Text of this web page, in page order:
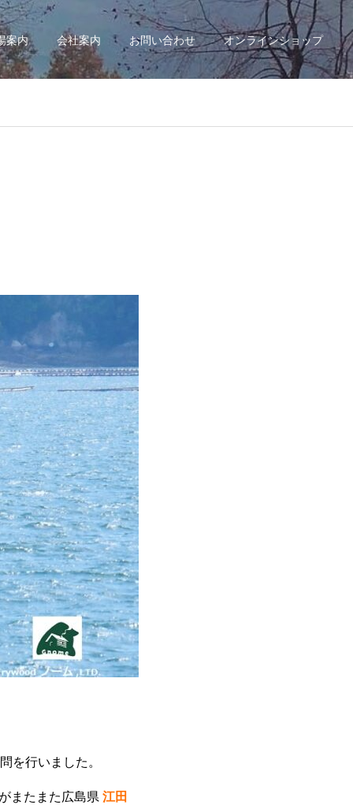
案内 会社案内 お問い合わせ オンラインショップ
を行いました。
またまた広島県 江田